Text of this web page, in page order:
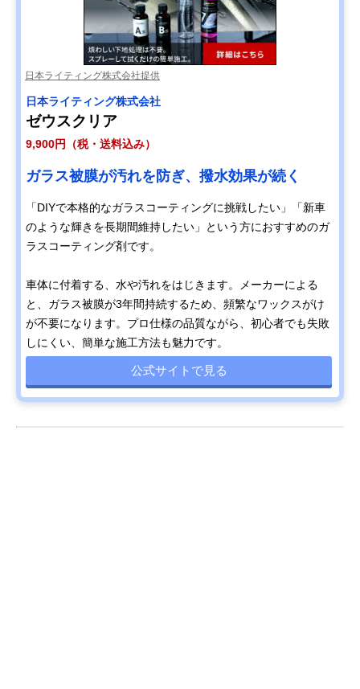
日本ライティング株式会社提供
日本ライティング株式会社
ゼウスクリア
9,900円（税・送料込み）
ガラス被膜が汚れを防ぎ、撥水効果が続く
「DIYで本格的なガラスコーティングに挑戦したい」「新車
のような輝きを長期間維持したい」という方におすすめのガ
ラスコーティング剤です。
車体に付着する、水や汚れをはじきます。メーカーによる
と、ガラス被膜が3年間持続するため、頻繁なワックスがけ
が不要になります。プロ仕様の品質ながら、初心者でも失敗
しにくい、簡単な施工方法も魅力です。
公式サイトで見る